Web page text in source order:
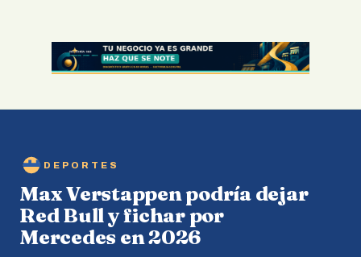
DEPORTES
Max Verstappen podría dejar
Red Bull y fichar por
Mercedes en 2026